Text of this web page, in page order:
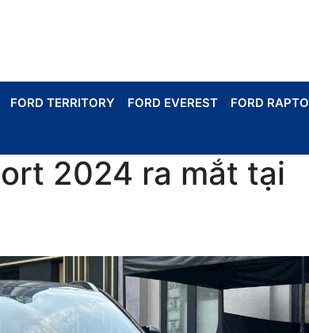
FORD TERRITORY FORD EVEREST FORD
2024 ra mắt tại